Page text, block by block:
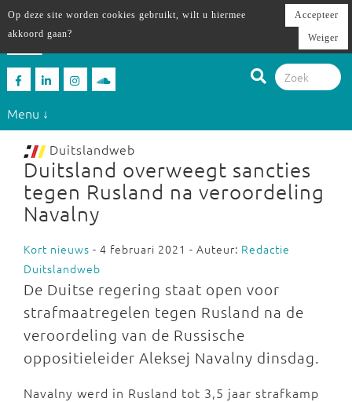
Menu ↓
Duitslandweb
Duitsland overweegt sancties
tegen Rusland na veroordeling
Navalny
Kort nieuws - 4 februari 2021 - Auteur: Redactie
Duitslandweb
De Duitse regering staat open voor
strafmaatregelen tegen Rusland na de
veroordeling van de Russische
oppositieleider Aleksej Navalny dinsdag.
Navalny werd in Rusland tot 3,5 jaar strafkamp
Op deze site worden cookies gebruikt, wilt u hiermee
akkoord gaan?
Accepteer
Weiger